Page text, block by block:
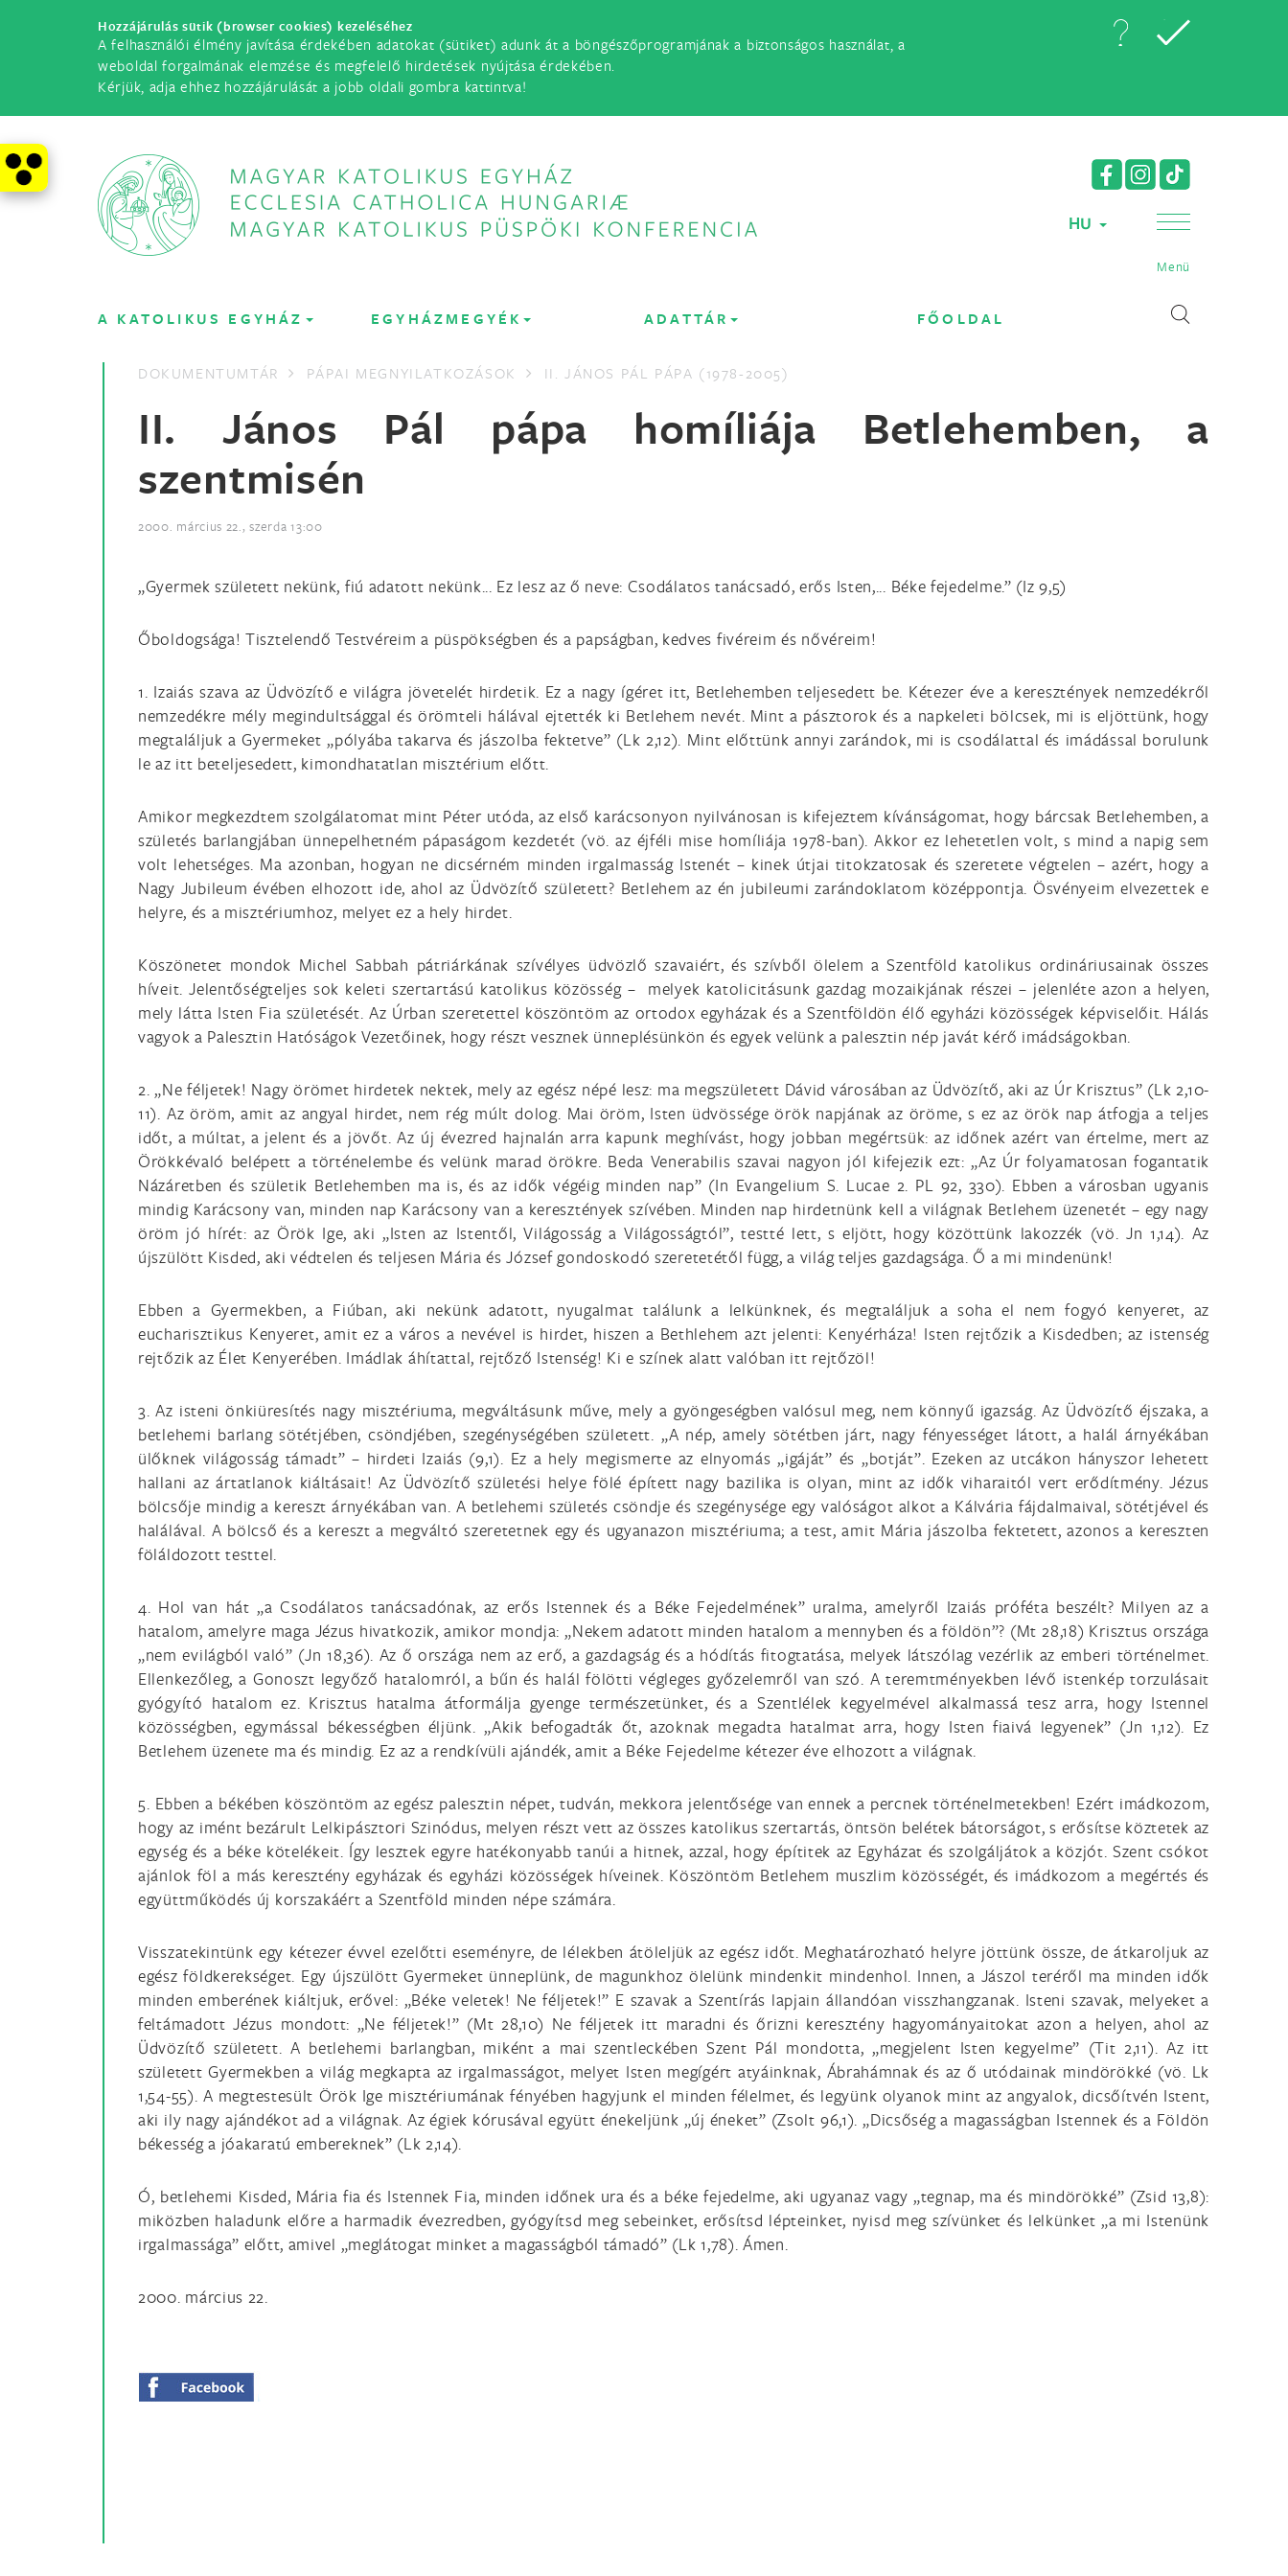
Hozzájárulás sütik (browser cookies) kezeléséhez
A felhasználói élmény javítása érdekében adatokat (sütiket) adunk át a böngészőprogramjának a biztonságos használat, a
weboldal forgalmának elemzése és megfelelő hirdetések nyújtása érdekében.
Kérjük, adja ehhez hozzájárulását a jobb oldali gombra kattintva!
HU
Menü
A KATOLIKUS EGYHÁZ EGYHÁZMEGYÉK ADATTÁR FŐOLDAL
DOKUMENTUMTÁR PÁPAI MEGNYILATKOZÁSOK II. JÁNOS PÁL PÁPA (1978-2005)
II. János Pál pápa homíliája Betlehemben, a
szentmisén
2000. március 22., szerda 13:00
„Gyermek született nekünk, fiú adatott nekünk... Ez lesz az ő neve: Csodálatos tanácsadó, erős Isten,... Béke fejedelme.” (Iz 9,5)
Őboldogsága! Tisztelendő Testvéreim a püspökségben és a papságban, kedves fivéreim és nővéreim!
1. Izaiás szava az Üdvözítő e világra jövetelét hirdetik. Ez a nagy ígéret itt, Betlehemben teljesedett be. Kétezer éve a keresztények nemzedékről
nemzedékre mély megindultsággal és örömteli hálával ejtették ki Betlehem nevét. Mint a pásztorok és a napkeleti bölcsek, mi is eljöttünk, hogy
megtaláljuk a Gyermeket „pólyába takarva és jászolba fektetve” (Lk 2,12). Mint előttünk annyi zarándok, mi is csodálattal és imádással borulunk
le az itt beteljesedett, kimondhatatlan misztérium előtt.
Amikor megkezdtem szolgálatomat mint Péter utóda, az első karácsonyon nyilvánosan is kifejeztem kívánságomat, hogy bárcsak Betlehemben, a
születés barlangjában ünnepelhetném pápaságom kezdetét (vö. az éjféli mise homíliája 1978-ban). Akkor ez lehetetlen volt, s mind a napig sem
volt lehetséges. Ma azonban, hogyan ne dicsérném minden irgalmasság Istenét – kinek útjai titokzatosak és szeretete végtelen – azért, hogy a
Nagy Jubileum évében elhozott ide, ahol az Üdvözítő született? Betlehem az én jubileumi zarándoklatom középpontja. Ösvényeim elvezettek e
helyre, és a misztériumhoz, melyet ez a hely hirdet.
Köszönetet mondok Michel Sabbah pátriárkának szívélyes üdvözlő szavaiért, és szívből ölelem a Szentföld katolikus ordináriusainak összes
híveit. Jelentőségteljes sok keleti szertartású katolikus közösség – melyek katolicitásunk gazdag mozaikjának részei – jelenléte azon a helyen,
mely látta Isten Fia születését. Az Úrban szeretettel köszöntöm az ortodox egyházak és a Szentföldön élő egyházi közösségek képviselőit. Hálás
vagyok a Palesztin Hatóságok Vezetőinek, hogy részt vesznek ünneplésünkön és egyek velünk a palesztin nép javát kérő imádságokban.
2. „Ne féljetek! Nagy örömet hirdetek nektek, mely az egész népé lesz: ma megszületett Dávid városában az Üdvözítő, aki az Úr Krisztus” (Lk 2,10-
11). Az öröm, amit az angyal hirdet, nem rég múlt dolog. Mai öröm, Isten üdvössége örök napjának az öröme, s ez az örök nap átfogja a teljes
időt, a múltat, a jelent és a jövőt. Az új évezred hajnalán arra kapunk meghívást, hogy jobban megértsük: az időnek azért van értelme, mert az
Örökkévaló belépett a történelembe és velünk marad örökre. Beda Venerabilis szavai nagyon jól kifejezik ezt: „Az Úr folyamatosan fogantatik
Názáretben és születik Betlehemben ma is, és az idők végéig minden nap” (In Evangelium S. Lucae 2. PL 92, 330). Ebben a városban ugyanis
mindig Karácsony van, minden nap Karácsony van a keresztények szívében. Minden nap hirdetnünk kell a világnak Betlehem üzenetét – egy nagy
öröm jó hírét: az Örök Ige, aki „Isten az Istentől, Világosság a Világosságtól”, testté lett, s eljött, hogy közöttünk lakozzék (vö. Jn 1,14). Az
újszülött Kisded, aki védtelen és teljesen Mária és József gondoskodó szeretetétől függ, a világ teljes gazdagsága. Ő a mi mindenünk!
Ebben a Gyermekben, a Fiúban, aki nekünk adatott, nyugalmat találunk a lelkünknek, és megtaláljuk a soha el nem fogyó kenyeret, az
eucharisztikus Kenyeret, amit ez a város a nevével is hirdet, hiszen a Bethlehem azt jelenti: Kenyérháza! Isten rejtőzik a Kisdedben; az istenség
rejtőzik az Élet Kenyerében. Imádlak áhítattal, rejtőző Istenség! Ki e színek alatt valóban itt rejtőzöl!
3. Az isteni önkiüresítés nagy misztériuma, megváltásunk műve, mely a gyöngeségben valósul meg, nem könnyű igazság. Az Üdvözítő éjszaka, a
betlehemi barlang sötétjében, csöndjében, szegénységében született. „A nép, amely sötétben járt, nagy fényességet látott, a halál árnyékában
ülőknek világosság támadt” – hirdeti Izaiás (9,1). Ez a hely megismerte az elnyomás „igáját” és „botját”. Ezeken az utcákon hányszor lehetett
hallani az ártatlanok kiáltásait! Az Üdvözítő születési helye fölé épített nagy bazilika is olyan, mint az idők viharaitól vert erődítmény. Jézus
bölcsője mindig a kereszt árnyékában van. A betlehemi születés csöndje és szegénysége egy valóságot alkot a Kálvária fájdalmaival, sötétjével és
halálával. A bölcső és a kereszt a megváltó szeretetnek egy és ugyanazon misztériuma; a test, amit Mária jászolba fektetett, azonos a kereszten
föláldozott testtel.
4. Hol van hát „a Csodálatos tanácsadónak, az erős Istennek és a Béke Fejedelmének” uralma, amelyről Izaiás próféta beszélt? Milyen az a
hatalom, amelyre maga Jézus hivatkozik, amikor mondja: „Nekem adatott minden hatalom a mennyben és a földön”? (Mt 28,18) Krisztus országa
„nem evilágból való” (Jn 18,36). Az ő országa nem az erő, a gazdagság és a hódítás fitogtatása, melyek látszólag vezérlik az emberi történelmet.
Ellenkezőleg, a Gonoszt legyőző hatalomról, a bűn és halál fölötti végleges győzelemről van szó. A teremtményekben lévő istenkép torzulásait
gyógyító hatalom ez. Krisztus hatalma átformálja gyenge természetünket, és a Szentlélek kegyelmével alkalmassá tesz arra, hogy Istennel
közösségben, egymással békességben éljünk. „Akik befogadták őt, azoknak megadta hatalmat arra, hogy Isten fiaivá legyenek” (Jn 1,12). Ez
Betlehem üzenete ma és mindig. Ez az a rendkívüli ajándék, amit a Béke Fejedelme kétezer éve elhozott a világnak.
5. Ebben a békében köszöntöm az egész palesztin népet, tudván, mekkora jelentősége van ennek a percnek történelmetekben! Ezért imádkozom,
hogy az imént bezárult Lelkipásztori Szinódus, melyen részt vett az összes katolikus szertartás, öntsön belétek bátorságot, s erősítse köztetek az
egység és a béke kötelékeit. Így lesztek egyre hatékonyabb tanúi a hitnek, azzal, hogy építitek az Egyházat és szolgáljátok a közjót. Szent csókot
ajánlok föl a más keresztény egyházak és egyházi közösségek híveinek. Köszöntöm Betlehem muszlim közösségét, és imádkozom a megértés és
együttműködés új korszakáért a Szentföld minden népe számára.
Visszatekintünk egy kétezer évvel ezelőtti eseményre, de lélekben átöleljük az egész időt. Meghatározható helyre jöttünk össze, de átkaroljuk az
egész földkerekséget. Egy újszülött Gyermeket ünneplünk, de magunkhoz ölelünk mindenkit mindenhol. Innen, a Jászol teréről ma minden idők
minden emberének kiáltjuk, erővel: „Béke veletek! Ne féljetek!” E szavak a Szentírás lapjain állandóan visszhangzanak. Isteni szavak, melyeket a
feltámadott Jézus mondott: „Ne féljetek!” (Mt 28,10) Ne féljetek itt maradni és őrizni keresztény hagyományaitokat azon a helyen, ahol az
Üdvözítő született. A betlehemi barlangban, miként a mai szentleckében Szent Pál mondotta, „megjelent Isten kegyelme” (Tit 2,11). Az itt
született Gyermekben a világ megkapta az irgalmasságot, melyet Isten megígért atyáinknak, Ábrahámnak és az ő utódainak mindörökké (vö. Lk
1,54-55). A megtestesült Örök Ige misztériumának fényében hagyjunk el minden félelmet, és legyünk olyanok mint az angyalok, dicsőítvén Istent,
aki ily nagy ajándékot ad a világnak. Az égiek kórusával együtt énekeljünk „új éneket” (Zsolt 96,1). „Dicsőség a magasságban Istennek és a Földön
békesség a jóakaratú embereknek” (Lk 2,14).
Ó, betlehemi Kisded, Mária fia és Istennek Fia, minden időnek ura és a béke fejedelme, aki ugyanaz vagy „tegnap, ma és mindörökké” (Zsid 13,8):
miközben haladunk előre a harmadik évezredben, gyógyítsd meg sebeinket, erősítsd lépteinket, nyisd meg szívünket és lelkünket „a mi Istenünk
irgalmassága” előtt, amivel „meglátogat minket a magasságból támadó” (Lk 1,78). Ámen.
2000. március 22.